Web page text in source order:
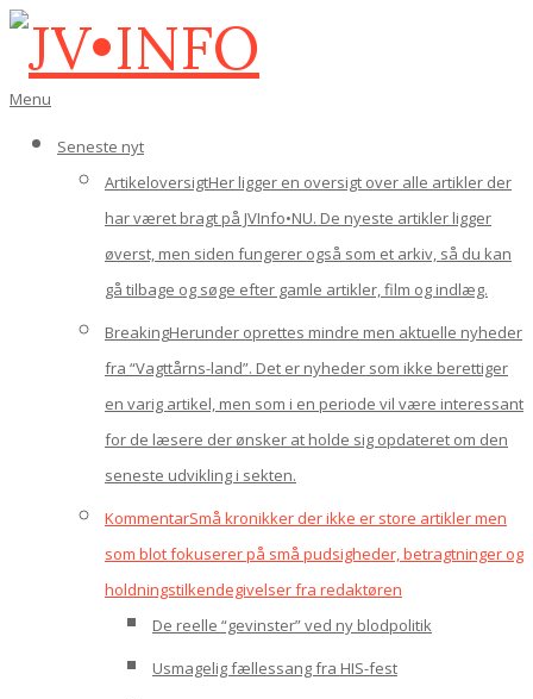
Gå
indhold
JV•INFO
Den
navigations-
Menu
Seneste nyt
ArtikeloversigtHer ligger en oversigt over alle artikler der
har været bragt på JVInfo•NU. De nyeste artikler ligger
øverst, men siden fungerer også som et arkiv, så du kan
gå tilbage og søge efter gamle artikler, film og indlæg.
BreakingHerunder oprettes mindre men aktuelle nyheder
fra “Vagttårns-land”. Det er nyheder som ikke berettiger
en varig artikel, men som i en periode vil være interessant
for de læsere der ønsker at holde sig opdateret om den
seneste udvikling i sekten.
KommentarSmå kronikker der ikke er store artikler men
som blot fokuserer på små pudsigheder, betragtninger og
holdningstilkendegivelser fra redaktøren
De reelle “gevinster” ved ny blodpolitik
Usmagelig fællessang fra HIS-fest